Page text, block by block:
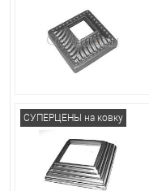
СУПЕРЦЕНЫ на ковку